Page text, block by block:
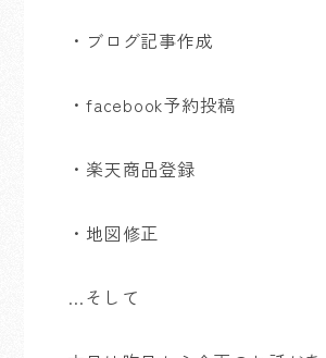
・ブログ記事作成
・facebook予約投稿
・楽天商品登録
・地図修正
…そして